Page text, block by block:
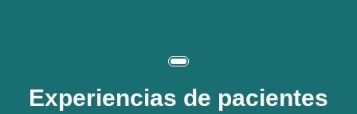
Experiencias de pacientes